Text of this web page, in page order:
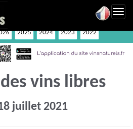
2025 2024 2023 2022
vins libres
juillet 2021